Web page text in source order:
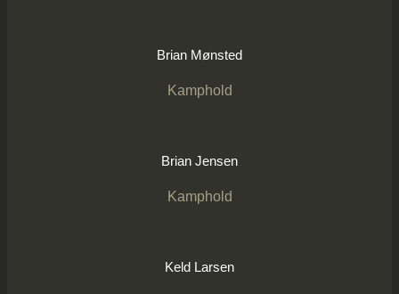
Brian Mønsted
Kamphold
Brian Jensen
Kamphold
Keld Larsen